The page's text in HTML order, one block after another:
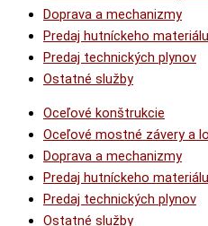
Doprava a mechanizmy
Predaj hutníckeho materiálu
Predaj technických plynov
Ostatné služby
Oceľové konštrukcie
Oceľové mostné závery a
Doprava a mechanizmy
Predaj hutníckeho materiálu
Predaj technických plynov
Ostatné služby